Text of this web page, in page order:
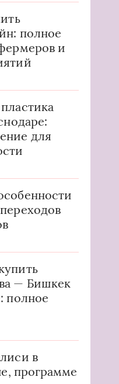
полное
и
для
— Бишкек
полное
в
программе